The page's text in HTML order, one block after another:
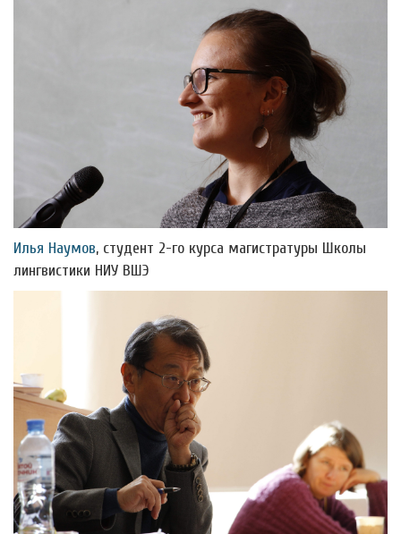
Илья Наумов, студент 2-го курса магистратуры Школы
лингвистики НИУ ВШЭ